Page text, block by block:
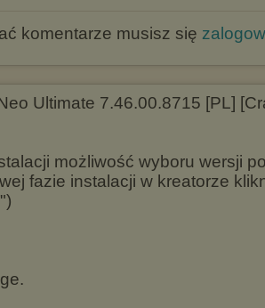
komentarze musisz się
Ultimate 7.46.00.8715 [PL]
możliwość wyboru wersji
fazie instalacji w kreatorze